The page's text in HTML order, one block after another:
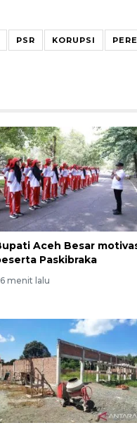
PSR KORUPSI
Aceh Besar
Paskibraka
menit lalu